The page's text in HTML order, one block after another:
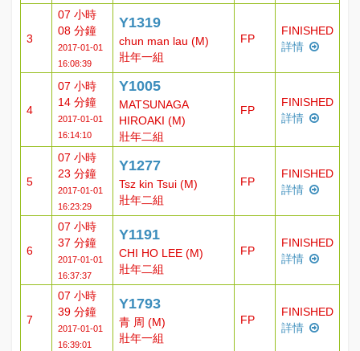
3
07 小時
08 分鐘
2017-01-01
16:08:39
Y1319
chun man lau (M)
壯年一組
FP
FINISHED
詳情
4
07 小時
14 分鐘
2017-01-01
16:14:10
Y1005
MATSUNAGA
HIROAKI (M)
壯年二組
FP
FINISHED
詳情
5
07 小時
23 分鐘
2017-01-01
16:23:29
Y1277
Tsz kin Tsui (M)
壯年二組
FP
FINISHED
詳情
6
07 小時
37 分鐘
2017-01-01
16:37:37
Y1191
CHI HO LEE (M)
壯年二組
FP
FINISHED
詳情
7
07 小時
39 分鐘
2017-01-01
16:39:01
Y1793
青 周 (M)
壯年一組
FP
FINISHED
詳情